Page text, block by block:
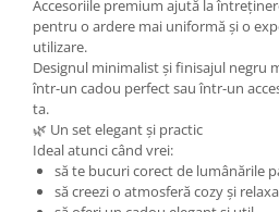
Accesoriile premium ajută la
pentru o ardere mai uniformă și o
utilizare.
Designul minimalist și finisajul negru
într-un cadou perfect sau într-un
ta.
🌿 Un set elegant și practic
Ideal atunci când vrei:
să te bucuri corect de lumânările
să creezi o atmosferă cozy și